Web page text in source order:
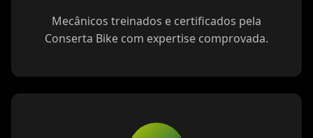
Mecânicos treinados e certificados pela
Conserta Bike com expertise comprovada.